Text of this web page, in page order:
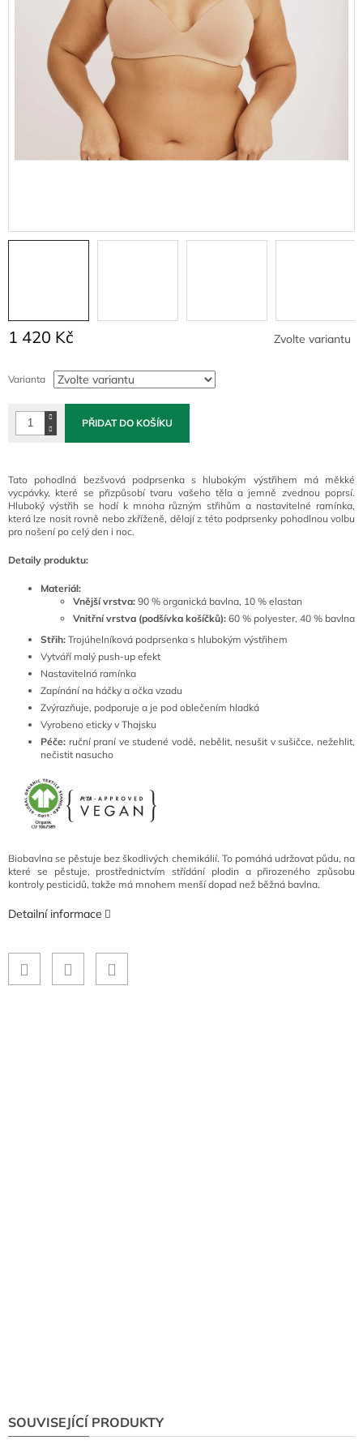
1 420 Kč
cena:
Zvolte variantu
Varianta
PŘIDAT DO KOŠÍKU
Tato pohodlná bezšvová podprsenka s hlubokým výstřihem má měkké
vycpávky, které se přizpůsobí tvaru vašeho těla a jemně zvednou poprsí.
Hluboký výstřih se hodí k mnoha různým střihům a nastavitelné ramínka,
která lze nosit rovně nebo zkříženě, dělají z této podprsenky pohodlnou volbu
pro nošení po celý den i noc.
Detaily produktu:
Materiál:
Vnější vrstva: 90 % organická bavlna, 10 % elastan
Vnitřní vrstva (podšívka košíčků): 60 % polyester, 40 % bavlna
Střih: Trojúhelníková podprsenka s hlubokým výstřihem
Vytváří malý push-up efekt
Nastavitelná ramínka
Zapínání na háčky a očka vzadu
Zvýrazňuje, podporuje a je pod oblečením hladká
Vyrobeno eticky v Thajsku
Péče: ruční praní ve studené vodě, nebělit, nesušit v sušičce, nežehlit,
nečistit nasucho
Biobavlna se pěstuje bez škodlivých chemikálií. To pomáhá udržovat půdu, na
které se pěstuje, prostřednictvím střídání plodin a přirozeného způsobu
kontroly pesticidů, takže má mnohem menší dopad než běžná bavlna.
Detailní informace
SOUVISEJÍCÍ PRODUKTY